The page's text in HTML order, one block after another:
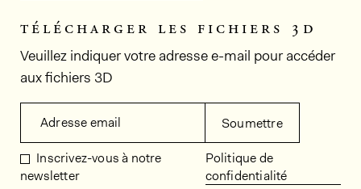
télécharger les fichiers 3d
Veuillez indiquer votre adresse e-mail pour accéder
aux fichiers 3D
Adresse email Soumettre
Inscrivez-vous à notre
newsletter
Politique de
confidentialité